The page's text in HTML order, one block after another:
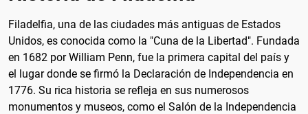
Filadelfia, una de las ciudades más antiguas de Estados
Unidos, es conocida como la "Cuna de la Libertad". Fundada
en 1682 por William Penn, fue la primera capital del país y
el lugar donde se firmó la Declaración de Independencia en
1776. Su rica historia se refleja en sus numerosos
monumentos y museos, como el Salón de la Independencia